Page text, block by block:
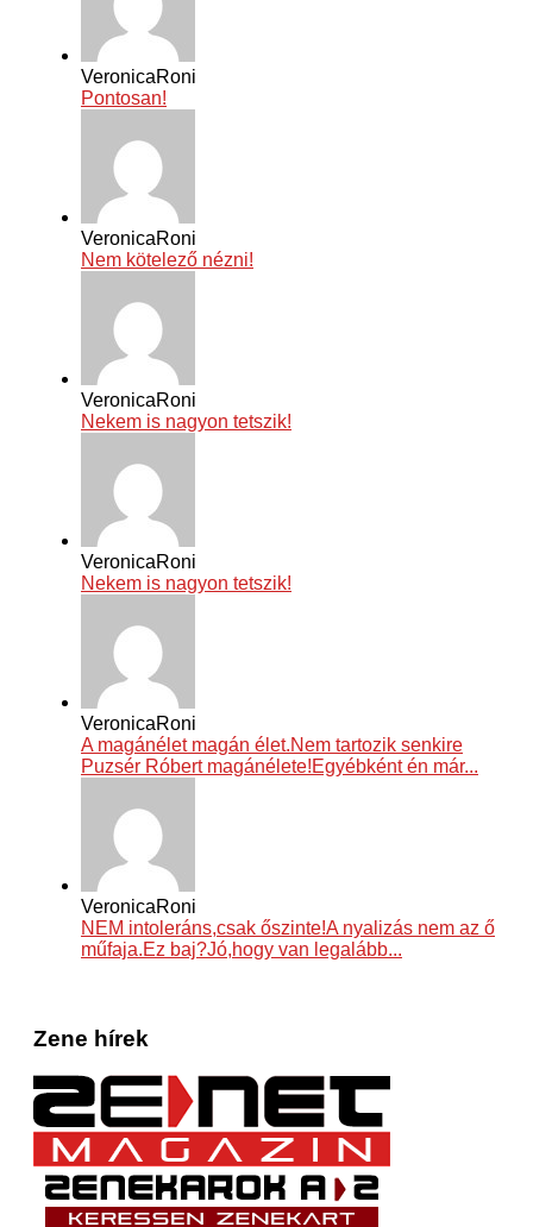
VeronicaRoni
Pontosan!
VeronicaRoni
Nem kötelező nézni!
VeronicaRoni
Nekem is nagyon tetszik!
VeronicaRoni
Nekem is nagyon tetszik!
VeronicaRoni
A magánélet magán élet.Nem tartozik senkire
Puzsér Róbert magánélete!Egyébként én már...
VeronicaRoni
NEM intoleráns,csak őszinte!A nyalizás nem az ő
műfaja.Ez baj?Jó,hogy van legalább...
Zene hírek